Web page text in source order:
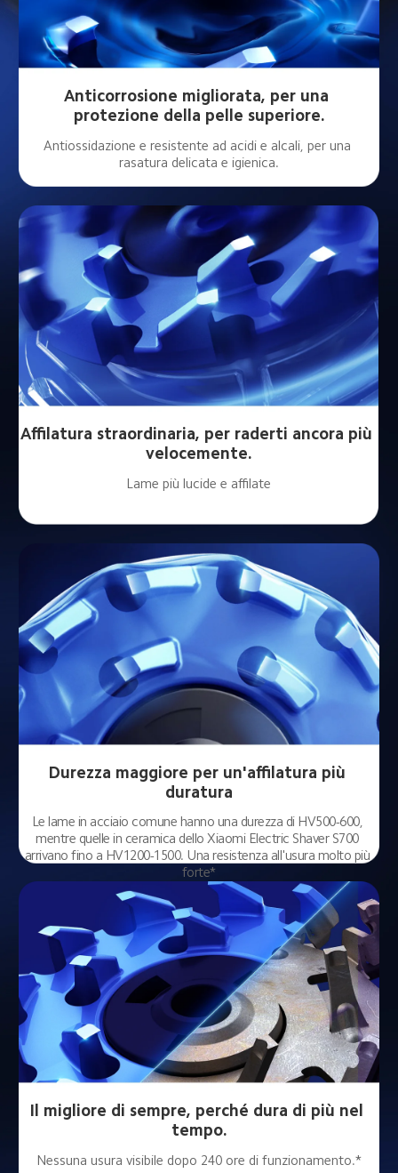
Anticorrosione migliorata, per una
protezione della pelle superiore.
Antiossidazione e resistente ad acidi e alcali, per una
rasatura delicata e igienica.
Affilatura straordinaria, per raderti ancora più
velocemente.
Lame più lucide e affilate
Durezza maggiore per un'affilatura più
duratura
Le lame in acciaio comune hanno una durezza di HV500-600,
mentre quelle in ceramica dello Xiaomi Electric Shaver S700
arrivano fino a HV1200-1500. Una resistenza all'usura molto più
forte*
Il migliore di sempre, perché dura di più nel
tempo.
Nessuna usura visibile dopo 240 ore di funzionamento.*